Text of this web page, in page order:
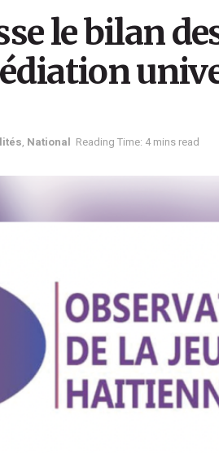
le bilan
, National Reading Time: 4 mins read